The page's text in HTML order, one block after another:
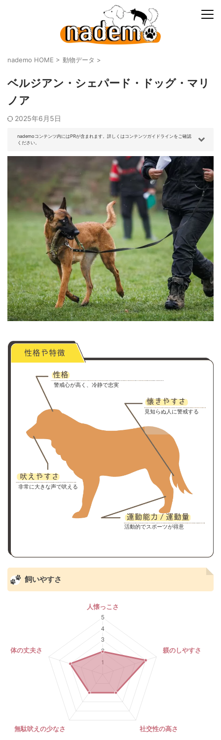
nademo HOME > 動物データ >
ベルジアン・シェパード・ドッグ・マリ
ノア
2025年6月5日
nademoコンテンツ内にはPRが含まれます。詳しくはコンテンツガイドラインをご確認
ください。
警戒心が高く、冷静で忠実
見知らぬ人に警戒する
非常に大きな声で吠える
活動的でスポーツが得意
飼いやすさ